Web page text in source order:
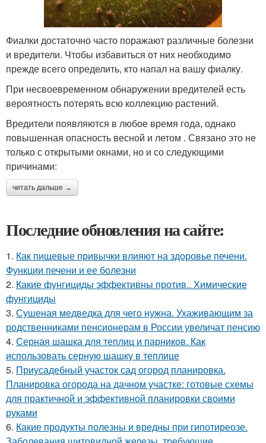
Фиалки достаточно часто поражают различные болезни
и вредители. Чтобы избавиться от них необходимо
прежде всего определить, кто напал на вашу фиалку.
При несвоевременном обнаружении вредителей есть
вероятность потерять всю коллекцию растений.
Вредители появляются в любое время года, однако
повышенная опасность весной и летом . Связано это не
только с открытыми окнами, но и со следующими
причинами:
читать дальше →
Последние обновления на сайте:
1. Как пищевые привычки влияют на здоровье печени.
Функции печени и ее болезни
2. Какие фунгициды эффективны против.. Химические
фунгициды
3. Сушеная медведка для чего нужна. Ухаживающим за
родственниками пенсионерам в России увеличат пенсию
4. Серная шашка для теплиц и парников. Как
использовать серную шашку в теплице
5. Приусадебный участок сад огород планировка.
Планировка огорода на дачном участке: готовые схемы
для практичной и эффективной планировки своими
руками
6. Какие продукты полезны и вредны при гипотиреозе.